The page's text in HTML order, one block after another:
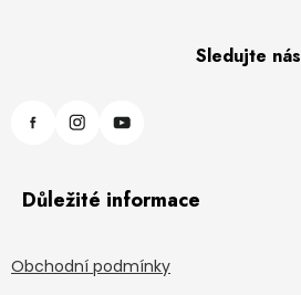
Sledujte nás
Důležité informace
Obchodní podmínky